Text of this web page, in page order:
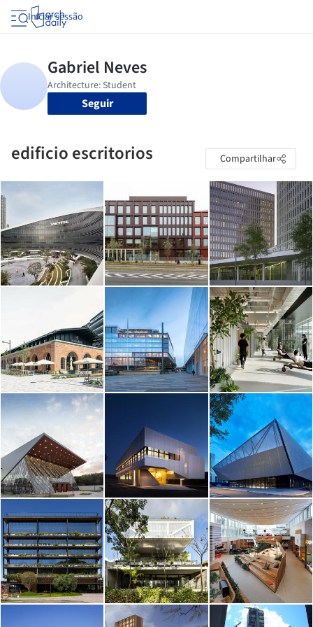
Iniciar sessão
Seguir
edificio escritorios Compartilhar